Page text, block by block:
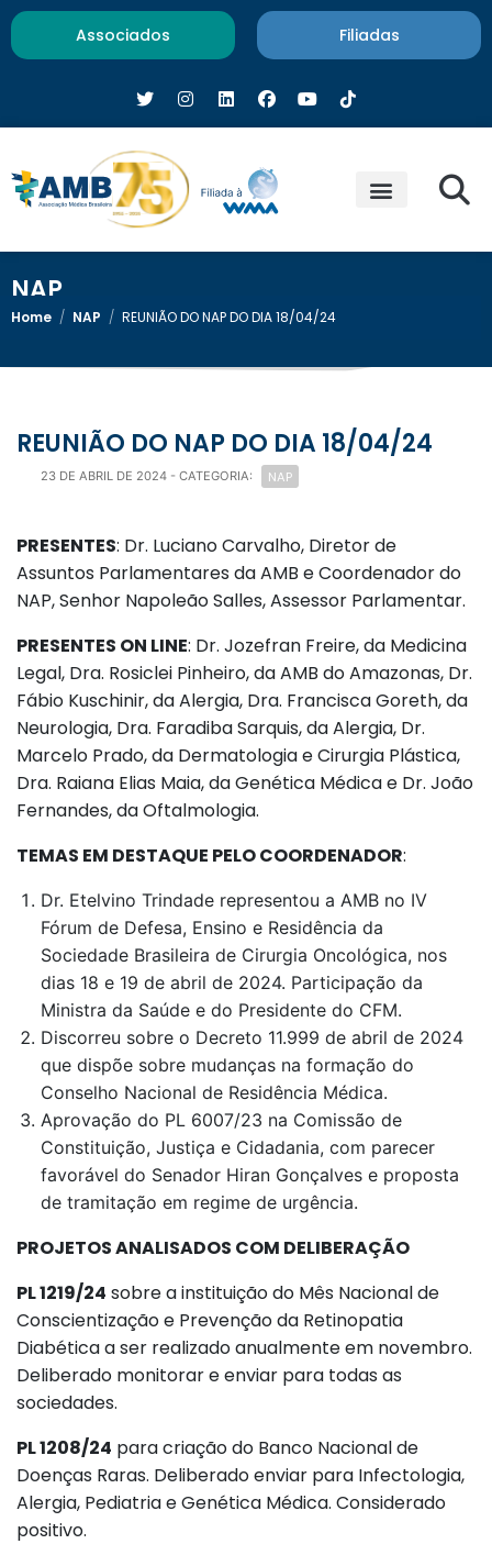
Associados Filiadas
NAP
Home / NAP / REUNIÃO DO NAP DO DIA 18/04/24
REUNIÃO DO NAP DO DIA 18/04/24
23 DE ABRIL DE 2024 - CATEGORIA: NAP
PRESENTES: Dr. Luciano Carvalho, Diretor de
Assuntos Parlamentares da AMB e Coordenador do
NAP, Senhor Napoleão Salles, Assessor Parlamentar.
PRESENTES ON LINE: Dr. Jozefran Freire, da Medicina
Legal, Dra. Rosiclei Pinheiro, da AMB do Amazonas, Dr.
Fábio Kuschinir, da Alergia, Dra. Francisca Goreth, da
Neurologia, Dra. Faradiba Sarquis, da Alergia, Dr.
Marcelo Prado, da Dermatologia e Cirurgia Plástica,
Dra. Raiana Elias Maia, da Genética Médica e Dr. João
Fernandes, da Oftalmologia.
TEMAS EM DESTAQUE PELO COORDENADOR:
Dr. Etelvino Trindade representou a AMB no IV
Fórum de Defesa, Ensino e Residência da
Sociedade Brasileira de Cirurgia Oncológica, nos
dias 18 e 19 de abril de 2024. Participação da
Ministra da Saúde e do Presidente do CFM.
Discorreu sobre o Decreto 11.999 de abril de 2024
que dispõe sobre mudanças na formação do
Conselho Nacional de Residência Médica.
Aprovação do PL 6007/23 na Comissão de
Constituição, Justiça e Cidadania, com parecer
favorável do Senador Hiran Gonçalves e proposta
de tramitação em regime de urgência.
PROJETOS ANALISADOS COM DELIBERAÇÃO
PL 1219/24 sobre a instituição do Mês Nacional de
Conscientização e Prevenção da Retinopatia
Diabética a ser realizado anualmente em novembro.
Deliberado monitorar e enviar para todas as
sociedades.
PL 1208/24 para criação do Banco Nacional de
Doenças Raras. Deliberado enviar para Infectologia,
Alergia, Pediatria e Genética Médica. Considerado
positivo.